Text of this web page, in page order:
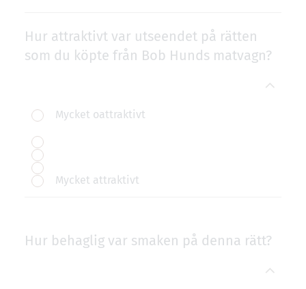
Hur attraktivt var utseendet på rätten
som du köpte från Bob Hunds matvagn?
Mycket oattraktivt
Mycket attraktivt
Hur behaglig var smaken på denna rätt?